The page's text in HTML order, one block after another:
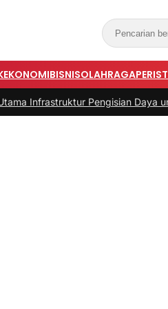
EKONOMIBISNISOLAHRAGA
Daya untuk Mobil Listrik